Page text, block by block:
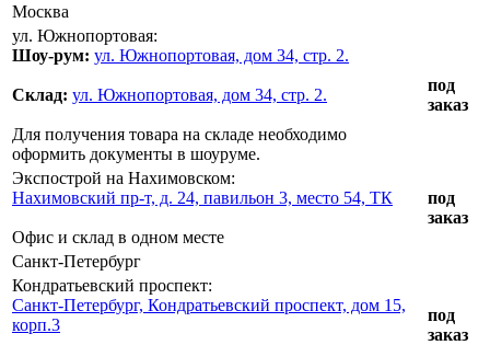
Москва
ул. Южнопортовая:
Шоу-рум: ул. Южнопортовая, дом 34, стр. 2.
Склад: ул. Южнопортовая, дом 34, стр. 2.
Для получения товара на складе необходимо
оформить документы в шоуруме.
под
заказ
Экспострой на Нахимовском:
Нахимовский пр-т, д. 24, павильон 3, место 54, ТК
Офис и склад в одном месте
под
заказ
Санкт-Петербург
Кондратьевский проспект:
Санкт-Петербург, Кондратьевский проспект, дом 15,
корп.3
под
заказ